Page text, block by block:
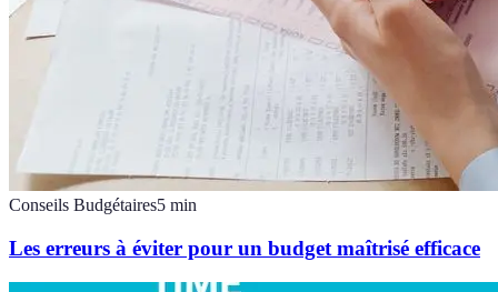
Conseils Budgétaires5 min
Les erreurs à éviter pour un budget maîtrisé efficace